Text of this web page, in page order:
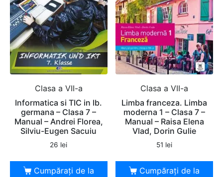
Clasa a VII-a
Informatica si TIC in lb.
germana – Clasa 7 –
Manual – Andrei Florea,
Silviu-Eugen Sacuiu
26 lei
Cumpărați de la
Clasa a VII-a
Limba franceza. Limba
moderna 1 – Clasa 7 –
Manual – Raisa Elena
Vlad, Dorin Gulie
51 lei
Cumpărați de la